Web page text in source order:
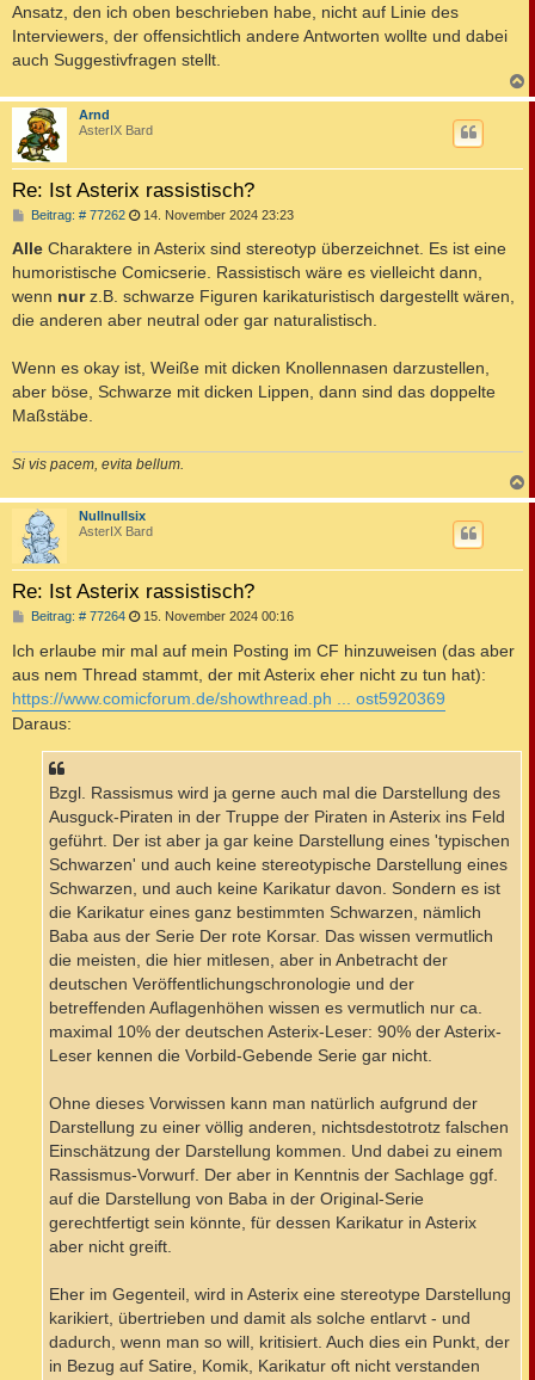
Ansatz, den ich oben beschrieben habe, nicht auf Linie des
Interviewers, der offensichtlich andere Antworten wollte und dabei
auch Suggestivfragen stellt.
a
Arnd
AsterIX Bard
Re: Ist Asterix rassistisch?
Beitrag: # 77262B
i
r
a
g
14. November 2024 23:23
Alle Charaktere in Asterix sind stereotyp überzeichnet. Es ist eine
humoristische Comicserie. Rassistisch wäre es vielleicht dann,
wenn nurz.B. schwarze Figuren karikaturistisch dargestellt wären,
die anderen aber neutral oder gar naturalistisch.
Wenn es okay ist, Weiße mit dicken Knollennasen darzustellen,
aber böse, Schwarze mit dicken Lippen, dann sind das doppelte
Maßstäbe.
Si vis pacem, evita bellum.
a
Nullnullsix
AsterIX Bard
Re: Ist Asterix rassistisch?
Beitrag: # 77264B
i
r
g
15. November 2024 00:16
Ich erlaube mir mal auf mein Posting im CF hinzuweisen (das aber
aus nem Thread stammt, der mit Asterix eher nicht zu tun hat):
https://www.comicforum.de/showthread.ph ... ost5920369
Daraus:
Bzgl. Rassismus wird ja gerne auch mal die Darstellung des
Ausguck-Piraten in der Truppe der Piraten in Asterix ins Feld
geführt. Der ist aber ja gar keine Darstellung eines 'typischen
Schwarzen' und auch keine stereotypische Darstellung eines
Schwarzen, und auch keine Karikatur davon. Sondern es ist
die Karikatur eines ganz bestimmten Schwarzen, nämlich
Baba aus der Serie Der rote Korsar. Das wissen vermutlich
die meisten, die hier mitlesen, aber in Anbetracht der
deutschen Veröffentlichungschronologie und der
betreffenden Auflagenhöhen wissen es vermutlich nur ca.
maximal 10% der deutschen Asterix-Leser: 90% der Asterix-
Leser kennen die Vorbild-Gebende Serie gar nicht.
Ohne dieses Vorwissen kann man natürlich aufgrund der
Darstellung zu einer völlig anderen, nichtsdestotrotz falschen
Einschätzung der Darstellung kommen. Und dabei zu einem
Rassismus-Vorwurf. Der aber in Kenntnis der Sachlage ggf.
auf die Darstellung von Baba in der Original-Serie
gerechtfertigt sein könnte, für dessen Karikatur in Asterix
aber nicht greift.
Eher im Gegenteil, wird in Asterix eine stereotype Darstellung
karikiert, übertrieben und damit als solche entlarvt - und
dadurch, wenn man so will, kritisiert. Auch dies ein Punkt, der
in Bezug auf Satire, Komik, Karikatur oft nicht verstanden